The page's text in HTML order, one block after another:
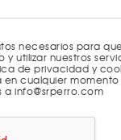
necesarios para
y utilizar nuestros
de privacidad y
en cualquier
info@srperro.com